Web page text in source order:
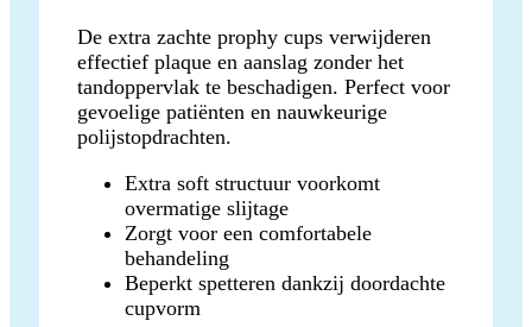
De extra zachte prophy cups verwijderen
effectief plaque en aanslag zonder het
tandoppervlak te beschadigen. Perfect voor
gevoelige patiënten en nauwkeurige
polijstopdrachten.
Extra soft structuur voorkomt
overmatige slijtage
Zorgt voor een comfortabele
behandeling
Beperkt spetteren dankzij doordachte
cupvorm